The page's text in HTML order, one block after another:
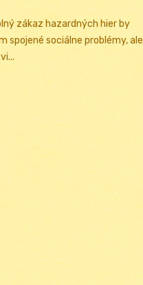
zákaz hazardných hier by
spojené sociálne problémy, ale